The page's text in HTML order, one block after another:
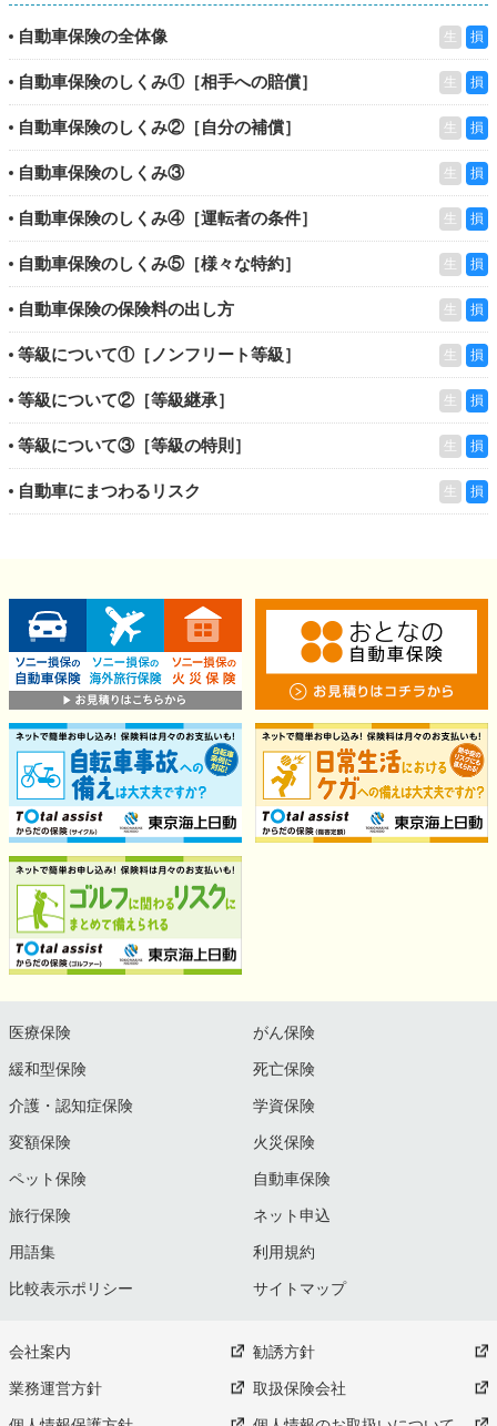
自動車保険の全体像 生 損
自動車保険のしくみ①［相手への賠償］ 生 損
自動車保険のしくみ②［自分の補償］ 生 損
自動車保険のしくみ③ 生 損
自動車保険のしくみ④［運転者の条件］ 生 損
自動車保険のしくみ⑤［様々な特約］ 生 損
自動車保険の保険料の出し方 生 損
等級について①［ノンフリート等級］ 生 損
等級について②［等級継承］ 生 損
等級について③［等級の特則］ 生 損
自動車にまつわるリスク 生 損
医療保険 がん保険
緩和型保険 死亡保険
介護・認知症保険 学資保険
変額保険 火災保険
ペット保険 自動車保険
旅行保険 ネット申込
用語集 利用規約
比較表示ポリシー サイトマップ
会社案内 勧誘方針
業務運営方針 取扱保険会社